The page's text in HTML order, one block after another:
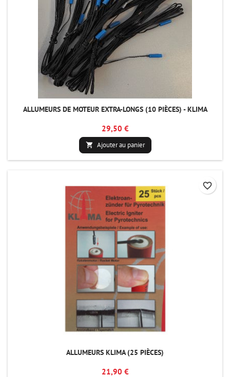
ALLUMEURS DE MOTEUR EXTRA-LONGS (10 PIÈCES) - KLIMA
29,50 €
 Ajouter au panier
ALLUMEURS KLIMA (25 PIÈCES)
21,90 €
favorite_border